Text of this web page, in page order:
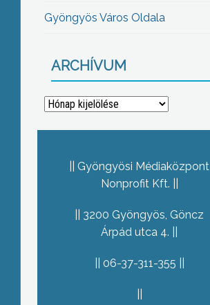
Gyöngyös Város Oldala
ARCHÍVUM
Archívum
Gyöngyösi Médiaközpont
Nonprofit Kft.
3200 Gyöngyös, Göncz
Árpád utca 4.
06-37-311-355